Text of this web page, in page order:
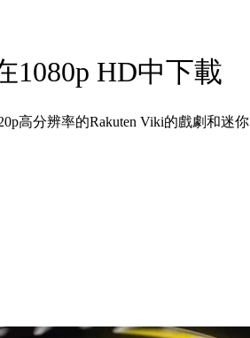
1080p HD中下載
高分辨率的Rakuten Viki的戲劇和迷你